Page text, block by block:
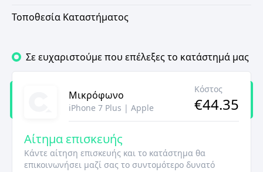
Τοποθεσία Καταστήματος
Σε ευχαριστούμε που επέλεξες το κατάστημά μας
Μικρόφωνο
iPhone 7 Plus | Apple
Κόστος
€44.35
Αίτημα επισκευής
Κάντε αίτηση επισκευής και το κατάστημα θα
επικοινωνήσει μαζί σας το συντομότερο δυνατό